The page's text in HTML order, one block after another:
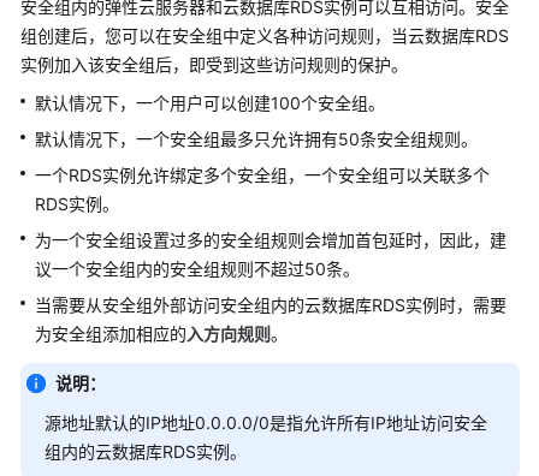
能
白
皮
书
参
考
SDK
考
常
问
题
安全组内的弹性云服务器和云数据库RDS实例可以互相访问。安全
组创建后，您可以在安全组中定义各种访问规则，当云数据库RDS
实例加入该安全组后，即受到这些访问规则的保护。
默认情况下，一个用户可以创建100个安全组。
默认情况下，一个安全组最多只允许拥有50条安全组规则。
一个RDS实例允许绑定多个安全组，一个安全组可以关联多个
RDS实例。
为一个安全组设置过多的安全组规则会增加首包延时，因此，建
议一个安全组内的安全组规则不超过50条。
当需要从安全组外部访问安全组内的云数据库RDS实例时，需要
为安全组添加相应的入方向规则。
说明：
源地址默认的IP地址0.0.0.0/0是指允许所有IP地址访问安全
组内的云数据库RDS实例。